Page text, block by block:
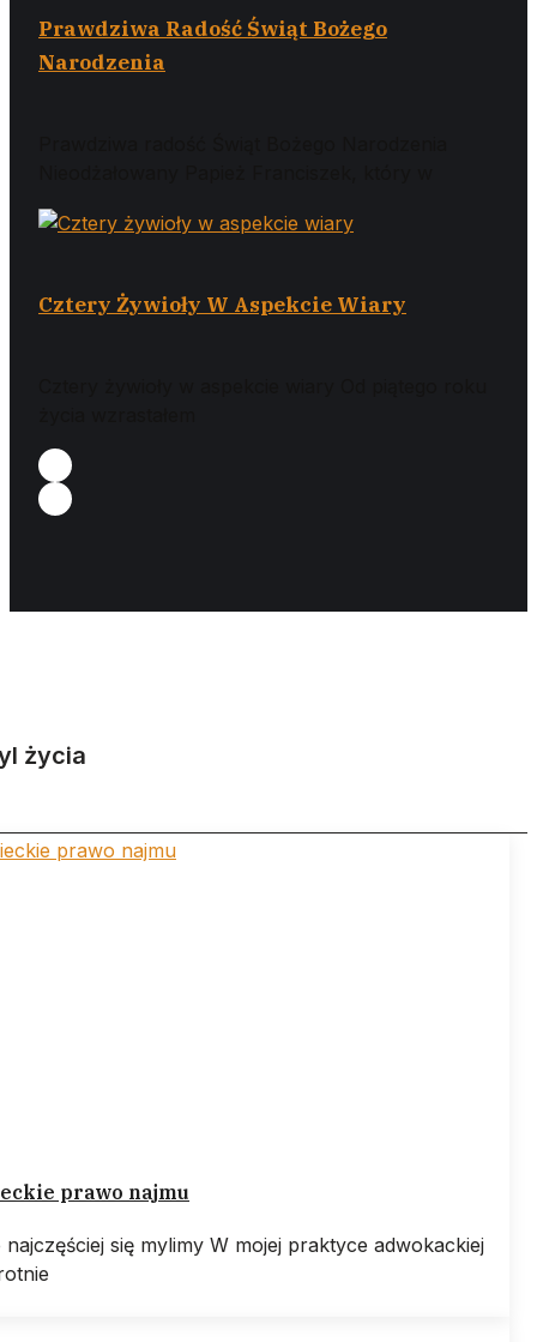
Prawdziwa Radość Świąt Bożego
Narodzenia
Cztery Żywioły W Aspekcie Wiary
życia
prawo najmu
najczęściej się mylimy W mojej praktyce adwokackiej